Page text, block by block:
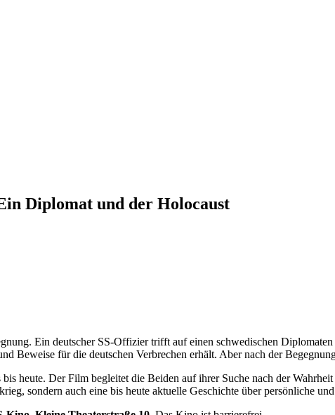
Diplomat und der Holocaust
Ein deutscher SS-Offizier trifft auf einen schwedischen
Beweise für die deutschen Verbrechen erhält. Aber nach der
heute. Der Film begleitet die Beiden auf ihrer Suche nach der
sondern auch eine bis heute aktuelle Geschichte über persönliche